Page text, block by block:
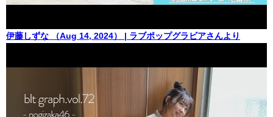
伊藤しずな （Aug 14, 2024） | ラブポップグラビアさんより